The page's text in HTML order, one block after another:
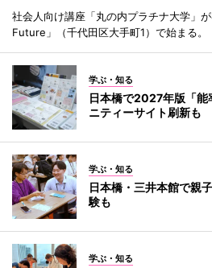
社会人向け講座「丸の内プラチナ大学」
Future」（千代田区大手町1）で始まる。
学ぶ・知る
日本橋で2027年版「
ニティーサイト刷新も
学ぶ・知る
日本橋・三井本館で親
験も
学ぶ・知る